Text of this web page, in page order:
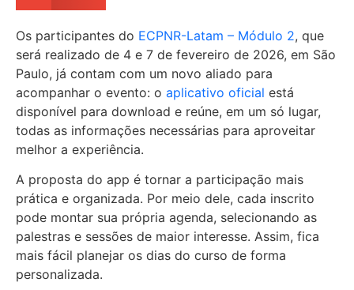
Os participantes do ECPNR-Latam – Módulo 2, que
será realizado de 4 e 7 de fevereiro de 2026, em São
Paulo, já contam com um novo aliado para
acompanhar o evento: o aplicativo oficial está
disponível para download e reúne, em um só lugar,
todas as informações necessárias para aproveitar
melhor a experiência.
A proposta do app é tornar a participação mais
prática e organizada. Por meio dele, cada inscrito
pode montar sua própria agenda, selecionando as
palestras e sessões de maior interesse. Assim, fica
mais fácil planejar os dias do curso de forma
personalizada.